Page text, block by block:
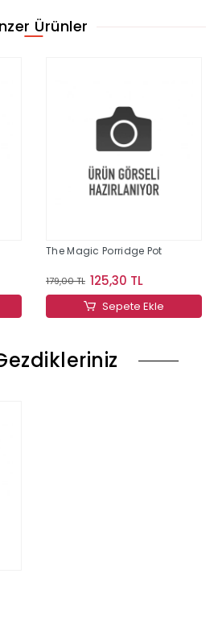
Ürünler
The Magic Porridge Pot
179,00 TL 125,30 TL
Sepete Ekle